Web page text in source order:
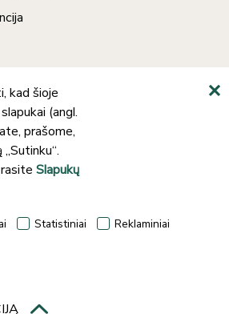
savivaldybės J.
kad šioje
(angl.
prašome,
Slapukų
Statistiniai Reklaminiai